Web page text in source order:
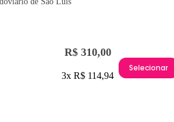
R$ 310,00
3x R$ 114,94
Selecionar